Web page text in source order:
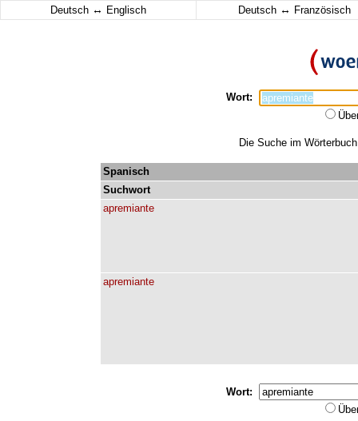
Deutsch ↔ Englisch Deutsch ↔ Französisch
Wort:
Die Suche im
Spanisch
Suchwort
apremiante
apremiante
Wort: